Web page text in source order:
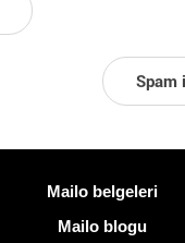
Spam
Mailo belgeleri
Mailo blogu